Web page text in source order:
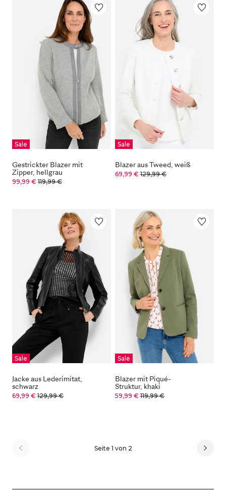
Sale
Gestrickter Blazer mit
Zipper, hellgrau
99,99 € 119,99 €
Sale
Blazer aus Tweed, weiß
69,99 € 129,99 €
Sale
Jacke aus Lederimitat,
schwarz
69,99 € 129,99 €
Sale
Blazer mit Piqué-
Struktur, khaki
59,99 € 119,99 €
Seite 1 von 2